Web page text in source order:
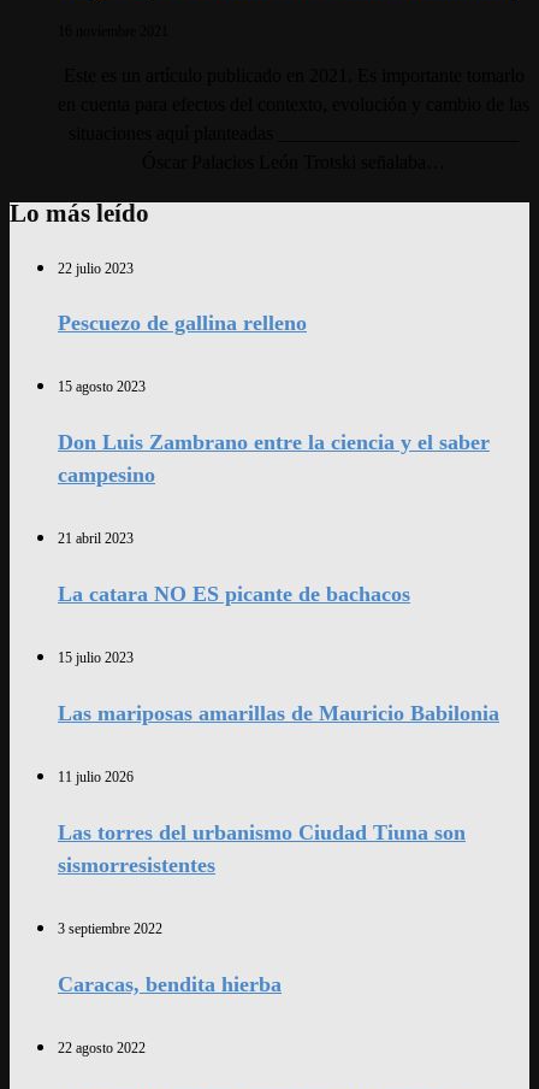
Lo más leído
22 julio 2023
Pescuezo de gallina relleno
15 agosto 2023
Don Luis Zambrano entre la ciencia y el saber
campesino
21 abril 2023
La catara NO ES picante de bachacos
15 julio 2023
Las mariposas amarillas de Mauricio Babilonia
11 julio 2026
Las torres del urbanismo Ciudad Tiuna son
sismorresistentes
3 septiembre 2022
Caracas, bendita hierba
22 agosto 2022